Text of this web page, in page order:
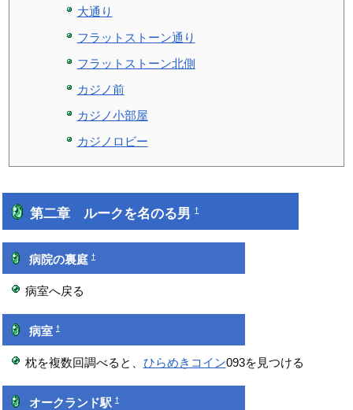
大通り
フラットストーン通り
フラットストーン北側
カジノ前
カジノ小部屋
カジノロビー
第二章 ルークを名のる男†
病院の裏庭 †
病室へ戻る
病室 †
枕を複数回調べると、 ひらめきコイン093を見つける
オークランド駅 †